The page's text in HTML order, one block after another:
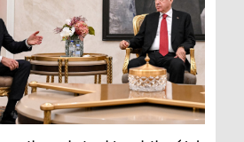
رجب طیب اردوغان، رئیس‌جمهور